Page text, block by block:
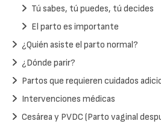
Tú sabes, tú puedes, tú decides
El parto es importante
¿Quién asiste el parto normal?
¿Dónde parir?
Partos que requieren cuidados
Intervenciones médicas
Cesárea y PVDC (Parto vaginal